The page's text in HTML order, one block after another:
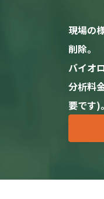
現場の
削除。
バイオ
分析料
要です)。